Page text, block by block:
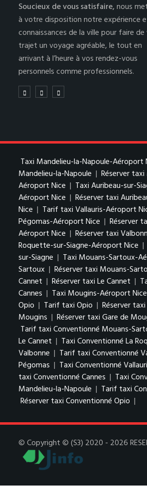
Soucieux de vous satisfaire,nous
à votre disposition notre expérience
connaissances de la ville pour faire
trajet un voyage agréable, le tout en
arrivant à l’heure à vos rendez-vous
personnels comme professionnels.
Taxi Mandelieu-la-Napoule-Aéroport
Mandelieu-la-Napoule | Réserver
Aéroport Nice | Taxi Auribeau-sur-
Aéroport Nice | Réserver taxi
Nice | Tarif taxi Vallauris-Aéroport
Pégomas-Aéroport Nice | Réserver
Aéroport Nice | Réserver taxi
Roquette-sur-Siagne-Aéroport Nice |
sur-Siagne | Taxi Mouans-Sartoux-
Sartoux | Réserver taxi Mouans-
Cannet | Réserver taxi Le Cannet |
Cannes | Taxi Mougins-Aéroport Nice
Opio | Tarif taxi Opio | Réserver
Mougins | Réserver taxi Gare de
Tarif taxi Conventionné Mouans-
Le Cannet | Taxi Conventionné La
Valbonne | Tarif taxi Conventionné
Pégomas | Taxi Conventionné
taxi Conventionné Cannes | Taxi
Mandelieu-la-Napoule | Tarif taxi
Réserver taxi Conventionné Opio |
© Copyright © (S3) 2020 - 2026